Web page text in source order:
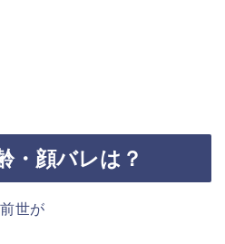
・顔バレは？
世が